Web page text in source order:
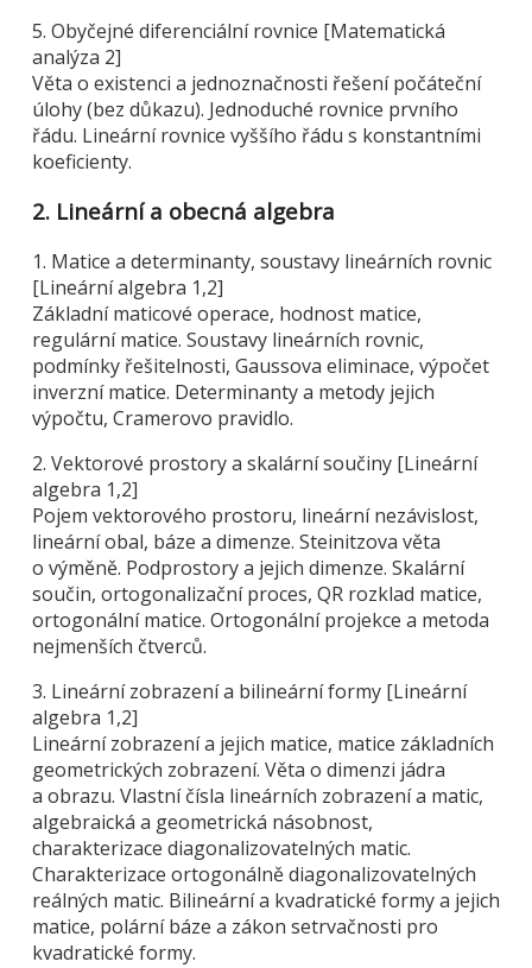
5. Obyčejné diferenciální rovnice [Matematická
analýza 2]
Věta o existenci a jednoznačnosti řešení počáteční
úlohy (bez důkazu). Jednoduché rovnice prvního
řádu. Lineární rovnice vyššího řádu s konstantními
koeficienty.
2. Lineární a obecná algebra
1. Matice a determinanty, soustavy lineárních rovnic
[Lineární algebra 1,2]
Základní maticové operace, hodnost matice,
regulární matice. Soustavy lineárních rovnic,
podmínky řešitelnosti, Gaussova eliminace, výpočet
inverzní matice. Determinanty a metody jejich
výpočtu, Cramerovo pravidlo.
2. Vektorové prostory a skalární součiny [Lineární
algebra 1,2]
Pojem vektorového prostoru, lineární nezávislost,
lineární obal, báze a dimenze. Steinitzova věta
o výměně. Podprostory a jejich dimenze. Skalární
součin, ortogonalizační proces, QR rozklad matice,
ortogonální matice. Ortogonální projekce a metoda
nejmenších čtverců.
3. Lineární zobrazení a bilineární formy [Lineární
algebra 1,2]
Lineární zobrazení a jejich matice, matice základních
geometrických zobrazení. Věta o dimenzi jádra
a obrazu. Vlastní čísla lineárních zobrazení a matic,
algebraická a geometrická násobnost,
charakterizace diagonalizovatelných matic.
Charakterizace ortogonálně diagonalizovatelných
reálných matic. Bilineární a kvadratické formy a jejich
matice, polární báze a zákon setrvačnosti pro
kvadratické formy.